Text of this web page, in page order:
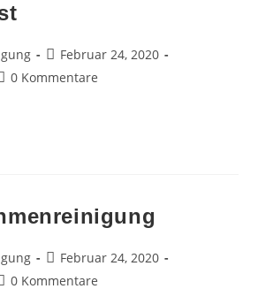
Beitrag
veröffentlicht:
Februar 24, 2020
0 Kommentare
Beitrag
veröffentlicht:
Februar 24, 2020
0 Kommentare